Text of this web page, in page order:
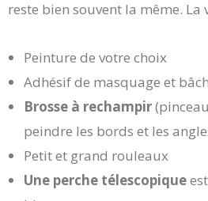
reste bien souvent la même. La
Peinture de votre choix
Adhésif de masquage et
Brosse à rechampir
peindre les bords et les
Petit et grand rouleaux
Une perche télescopique